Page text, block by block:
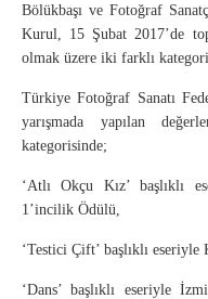
Bölükbaşı ve Fotoğraf
Kurul, 15 Şubat 2017’de
olmak üzere iki farklı
Türkiye Fotoğraf Sanatı
yarışmada yapılan
kategorisinde;
‘Atlı Okçu Kız’ başlıklı
1’incilik Ödülü,
‘Testici Çift’ başlıklı
‘Dans’ başlıklı eseriyle